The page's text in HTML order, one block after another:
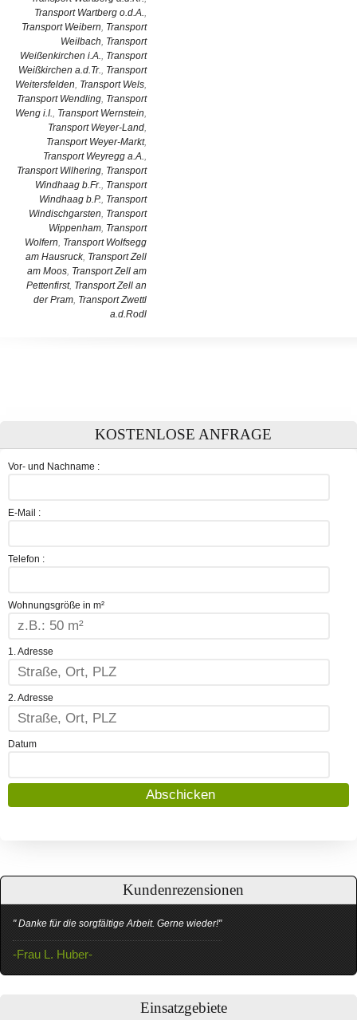
Transport Wartberg o.d.A.,
Transport Weibern, Transport
Weilbach, Transport
Weißenkirchen i.A., Transport
Weißkirchen a.d.Tr., Transport
Weitersfelden, Transport Wels,
Transport Wendling, Transport
Weng i.I., Transport Wernstein,
Transport Weyer-Land,
Transport Weyer-Markt,
Transport Weyregg a.A.,
Transport Wilhering, Transport
Windhaag b.Fr., Transport
Windhaag b.P., Transport
Windischgarsten, Transport
Wippenham, Transport
Wolfern, Transport Wolfsegg
am Hausruck, Transport Zell
am Moos, Transport Zell am
Pettenfirst, Transport Zell an
der Pram, Transport Zwettl
a.d.Rodl
KOSTENLOSE ANFRAGE
Vor- und Nachname :
E-Mail :
Telefon :
Wohnungsgröße in m²
1. Adresse
2. Adresse
Datum
Kundenrezensionen
" Danke für die sorgfältige Arbeit. Gerne wieder!"
-Frau L. Huber-
Einsatzgebiete